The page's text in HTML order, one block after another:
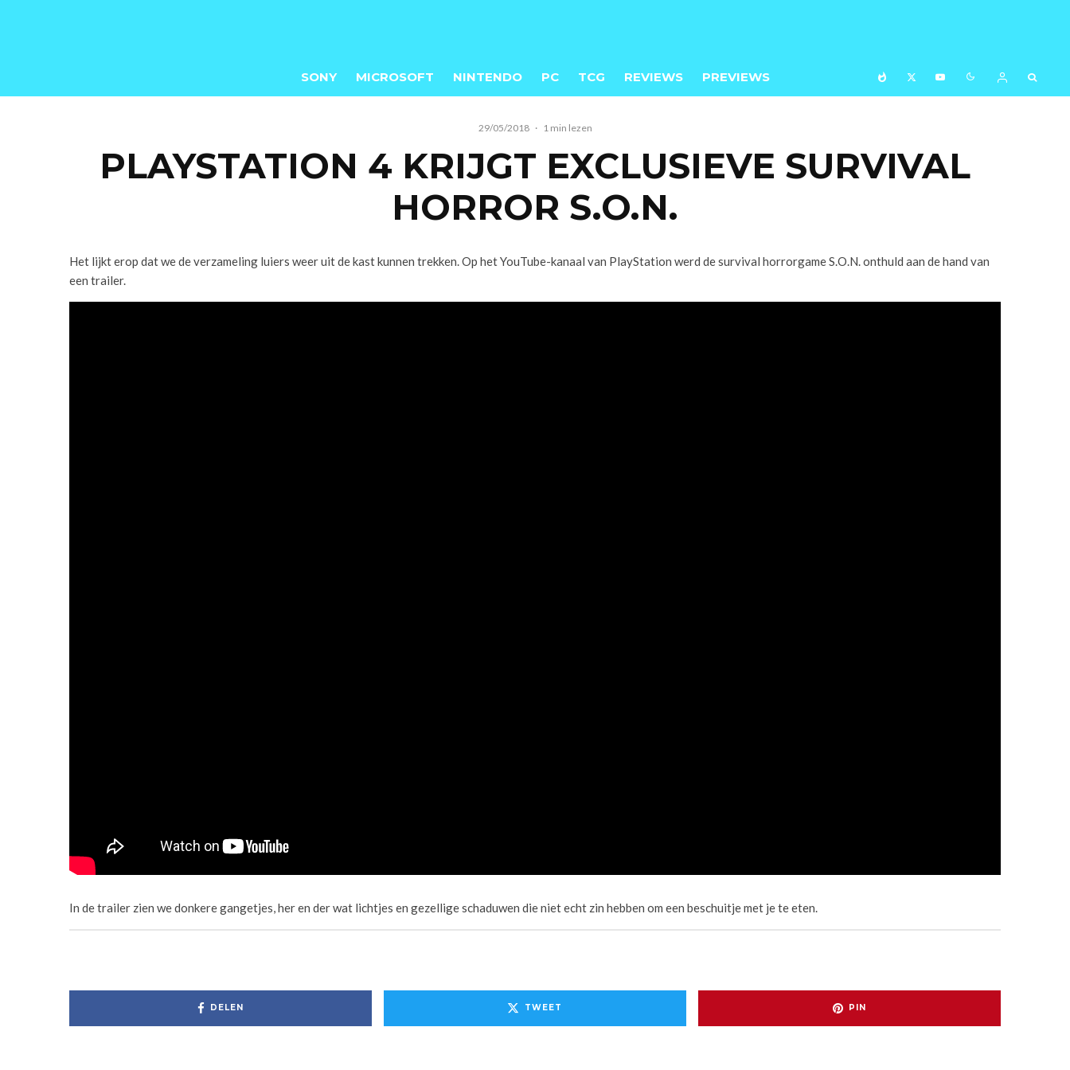
SONY MICROSOFT NINTENDO PC TCG REVIEWS PREVIEWS
29/05/2018 · 1 min lezen
PLAYSTATION 4 KRIJGT EXCLUSIEVE SURVIVAL
HORROR S.O.N.
Het lijkt erop dat we de verzameling luiers weer uit de kast kunnen trekken. Op het YouTube-kanaal van PlayStation werd de survival horrorgame S.O.N. onthuld aan de hand van
een trailer.
In de trailer zien we donkere gangetjes, her en der wat lichtjes en gezellige schaduwen die niet echt zin hebben om een beschuitje met je te eten.
DELEN TWEET PIN